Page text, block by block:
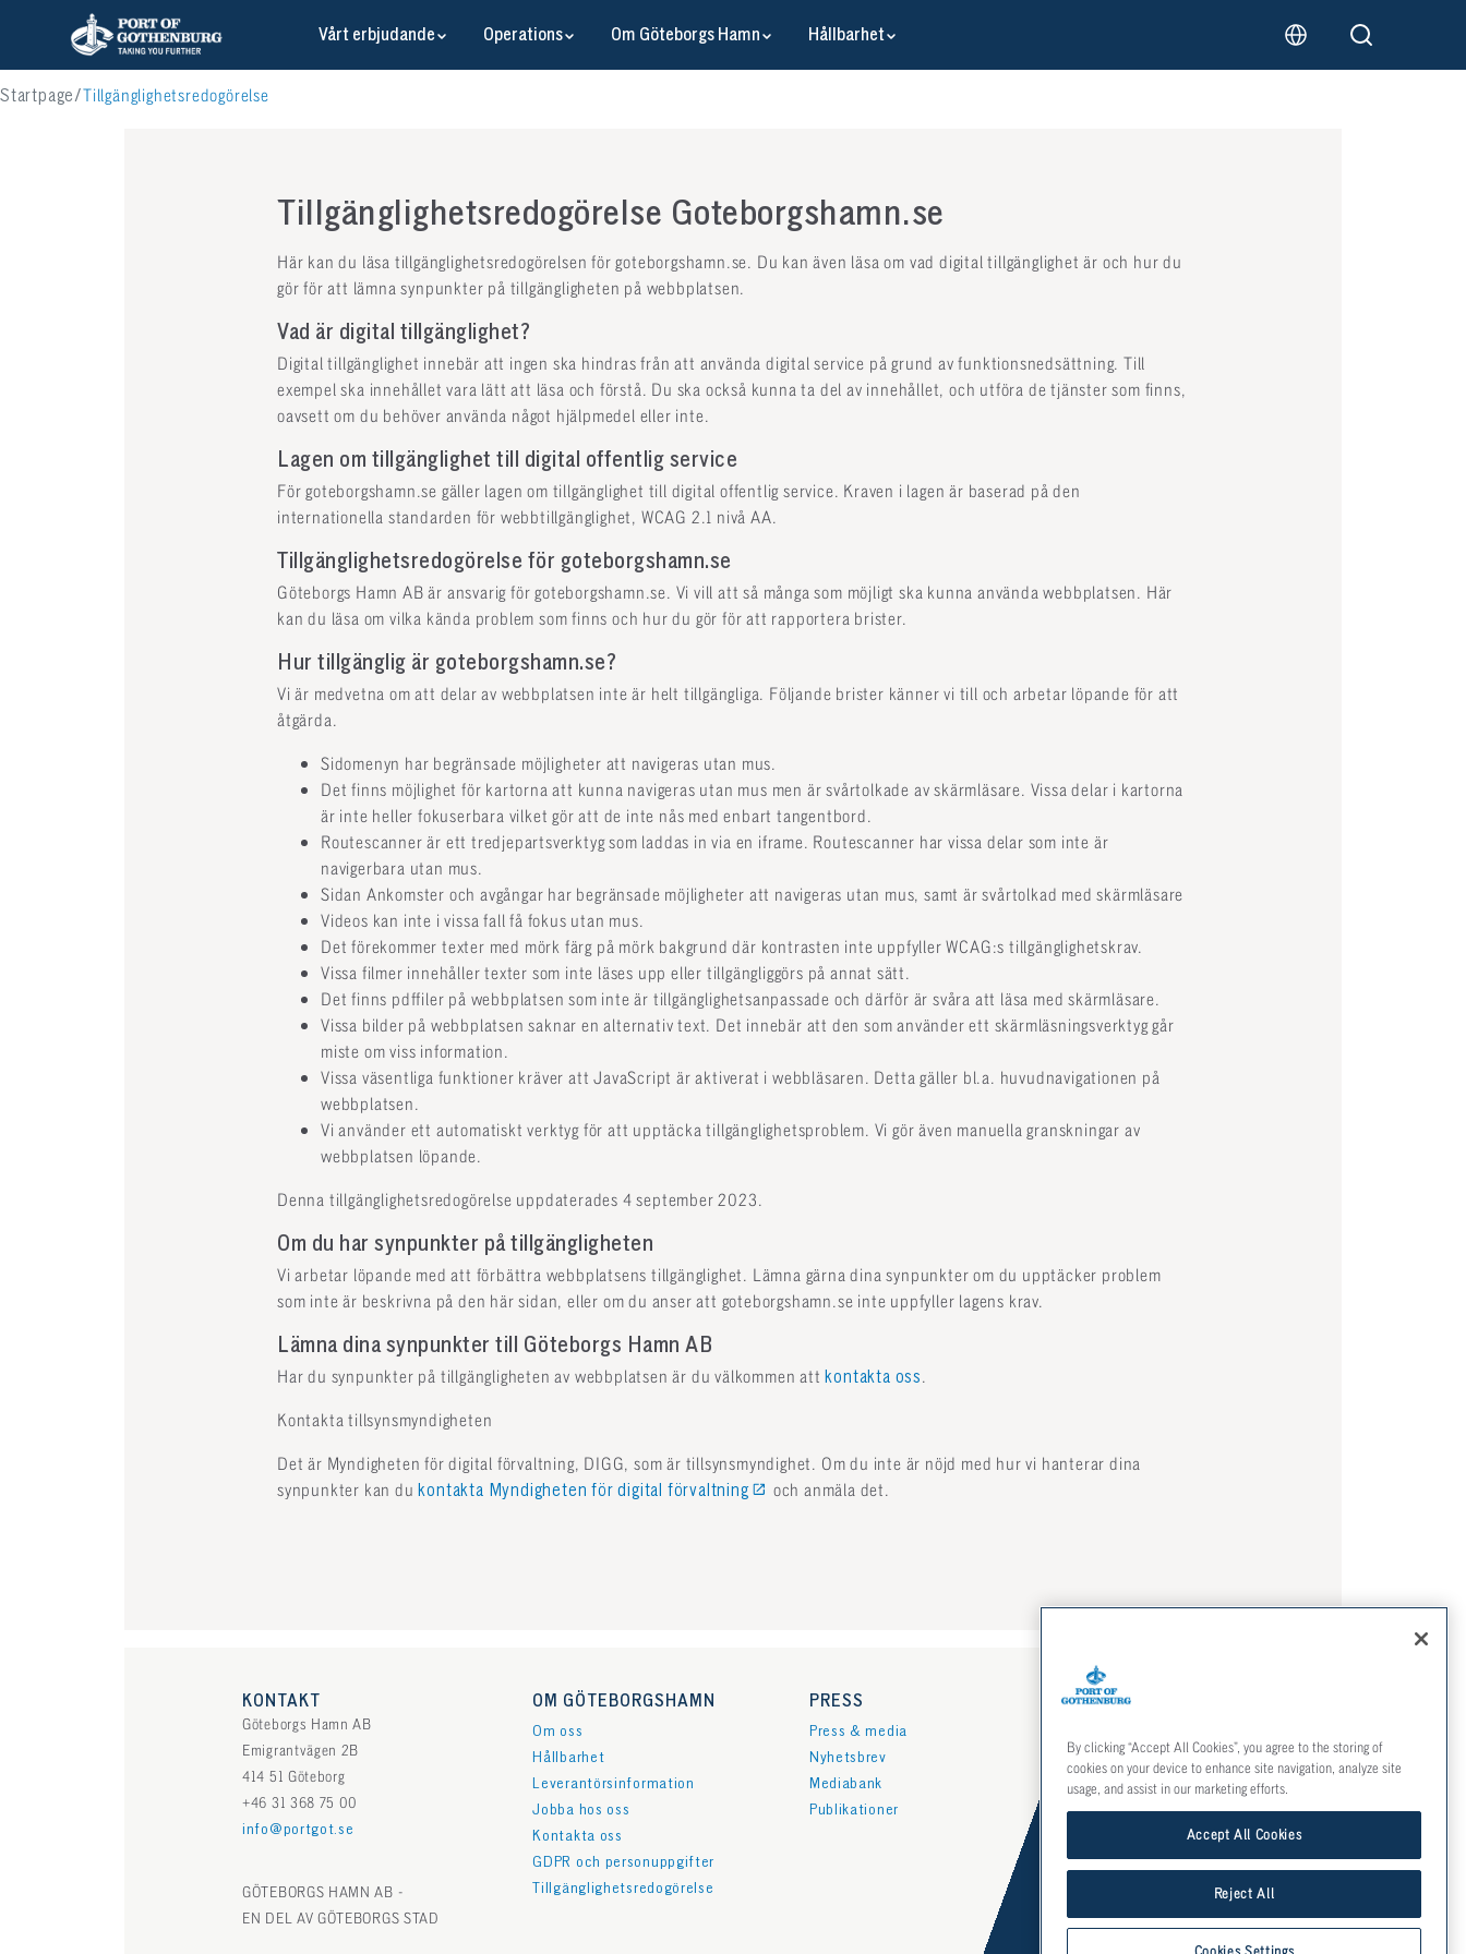
Vårt erbjudande Operations Om Göteborgs Hamn Hållbarhet
Startpage Tillgänglighetsredogörelse
Tillgänglighetsredogörelse Goteborgshamn.se
Här kan du läsa tillgänglighetsredogörelsen för goteborgshamn.se. Du kan även läsa om vad digital tillgänglighet är och hur du
gör för att lämna synpunkter på tillgängligheten på webbplatsen.
Vad är digital tillgänglighet?
Digital tillgänglighet innebär att ingen ska hindras från att använda digital service på grund av funktionsnedsättning. Till
exempel ska innehållet vara lätt att läsa och förstå. Du ska också kunna ta del av innehållet, och utföra de tjänster som finns,
oavsett om du behöver använda något hjälpmedel eller inte.
Lagen om tillgänglighet till digital offentlig service
För goteborgshamn.se gäller lagen om tillgänglighet till digital offentlig service. Kraven i lagen är baserad på den
internationella standarden för webbtillgänglighet, WCAG 2.1 nivå AA.
Tillgänglighetsredogörelse för goteborgshamn.se
Göteborgs Hamn AB är ansvarig för goteborgshamn.se. Vi vill att så många som möjligt ska kunna använda webbplatsen. Här
kan du läsa om vilka kända problem som finns och hur du gör för att rapportera brister.
Hur tillgänglig är goteborgshamn.se?
Vi är medvetna om att delar av webbplatsen inte är helt tillgängliga. Följande brister känner vi till och arbetar löpande för att
åtgärda.
Sidomenyn har begränsade möjligheter att navigeras utan mus.
Det finns möjlighet för kartorna att kunna navigeras utan mus men är svårtolkade av skärmläsare. Vissa delar i kartorna
är inte heller fokuserbara vilket gör att de inte nås med enbart tangentbord.
Routescanner är ett tredjepartsverktyg som laddas in via en iframe. Routescanner har vissa delar som inte är
navigerbara utan mus.
Sidan Ankomster och avgångar har begränsade möjligheter att navigeras utan mus, samt är svårtolkad med skärmläsare
Videos kan inte i vissa fall få fokus utan mus.
Det förekommer texter med mörk färg på mörk bakgrund där kontrasten inte uppfyller WCAG:s tillgänglighetskrav.
Vissa filmer innehåller texter som inte läses upp eller tillgängliggörs på annat sätt.
Det finns pdffiler på webbplatsen som inte är tillgänglighetsanpassade och därför är svåra att läsa med skärmläsare.
Vissa bilder på webbplatsen saknar en alternativ text. Det innebär att den som använder ett skärmläsningsverktyg går
miste om viss information.
Vissa väsentliga funktioner kräver att JavaScript är aktiverat i webbläsaren. Detta gäller bl.a. huvudnavigationen på
webbplatsen.
Vi använder ett automatiskt verktyg för att upptäcka tillgänglighetsproblem. Vi gör även manuella granskningar av
webbplatsen löpande.
Denna tillgänglighetsredogörelse uppdaterades 4 september 2023.
Om du har synpunkter på tillgängligheten
Vi arbetar löpande med att förbättra webbplatsens tillgänglighet. Lämna gärna dina synpunkter om du upptäcker problem
som inte är beskrivna på den här sidan, eller om du anser att goteborgshamn.se inte uppfyller lagens krav.
Lämna dina synpunkter till Göteborgs Hamn AB
Har du synpunkter på tillgängligheten av webbplatsen är du välkommen attkontakta oss.
Kontakta tillsynsmyndigheten
Det är Myndigheten för digital förvaltning, DIGG, som är tillsynsmyndighet. Om du inte är nöjd med hur vi hanterar dina
synpunkter kan dukontakta Myndigheten för digital förvaltning och anmäla det.
KONTAKT
Göteborgs Hamn AB
Emigrantvägen 2B
414 51 Göteborg
+46 31 368 75 00
info@portgot.se
GÖTEBORGS HAMN AB -
EN DEL AV GÖTEBORGS STAD
OM GÖTEBORGSHAMN
Om oss
Hållbarhet
Leverantörsinformation
Jobba hos oss
Kontakta oss
GDPR och personuppgifter
Tillgänglighetsredogörelse
PRESS
Press & media
Nyhetsbrev
Mediabank
Publikationer
Facebook
Instagram
LinkedIn
By clicking “Accept All Cookies”, you agree to the storing of
cookies on your device to enhance site navigation, analyze site
usage, and assist in our marketing efforts.
Accept All Cookies
Reject All